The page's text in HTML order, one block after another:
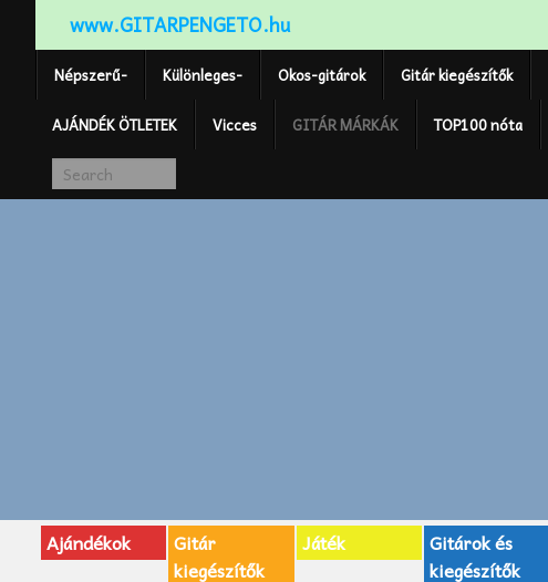
www.GITARPENGETO.hu
Népszerű- Különleges- Okos-gitárok Gitár kiegészítők
AJÁNDÉK ÖTLETEK Vicces GITÁR MÁRKÁK TOP100 nóta
Ajándékok
Gitár
kiegészítők
Játék
Gitárok és
kiegészítők